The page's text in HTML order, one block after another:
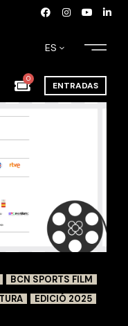
ES
0
ENTRADAS
BCN SPORTS FILM
EDICIÓ 2025